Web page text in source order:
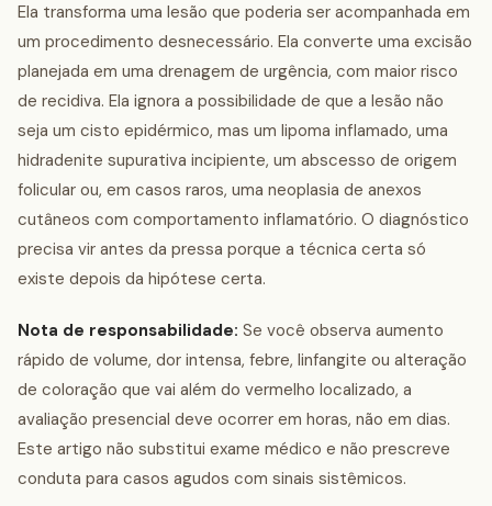
Ela transforma uma lesão que poderia ser acompanhada em
um procedimento desnecessário. Ela converte uma excisão
planejada em uma drenagem de urgência, com maior risco
de recidiva. Ela ignora a possibilidade de que a lesão não
seja um cisto epidérmico, mas um lipoma inflamado, uma
hidradenite supurativa incipiente, um abscesso de origem
folicular ou, em casos raros, uma neoplasia de anexos
cutâneos com comportamento inflamatório. O diagnóstico
precisa vir antes da pressa porque a técnica certa só
existe depois da hipótese certa.
Nota de responsabilidade: Se você observa aumento
rápido de volume, dor intensa, febre, linfangite ou alteração
de coloração que vai além do vermelho localizado, a
avaliação presencial deve ocorrer em horas, não em dias.
Este artigo não substitui exame médico e não prescreve
conduta para casos agudos com sinais sistêmicos.